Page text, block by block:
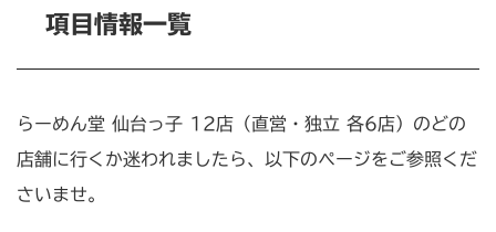
項目情報一覧
らーめん堂 仙台っ子 12店（直営・独立 各6店）のどの
店舗に行くか迷われましたら、以下のページをご参照くだ
さいませ。